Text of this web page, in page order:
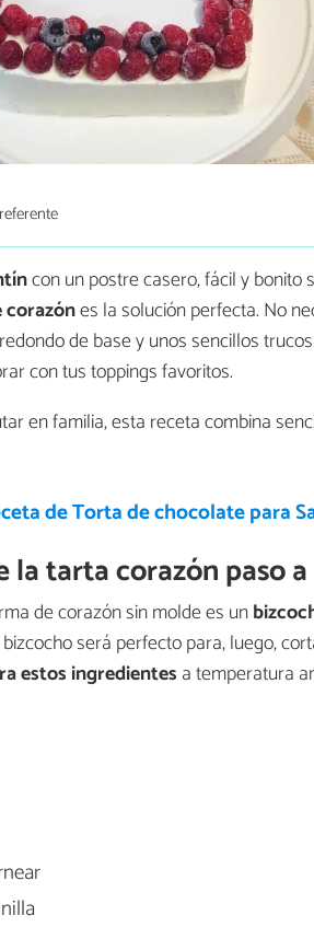
con un postre casero, fácil y bonito
es la solución perfecta. No
de base y unos sencillos
con tus toppings favoritos.
en familia, esta receta combina
de Torta de chocolate para
la tarta corazón paso
de corazón sin molde es un
será perfecto para, luego,
estos ingredientesa temperatura